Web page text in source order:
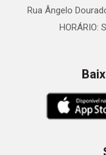
Rua Ângelo
HORÁRIO: